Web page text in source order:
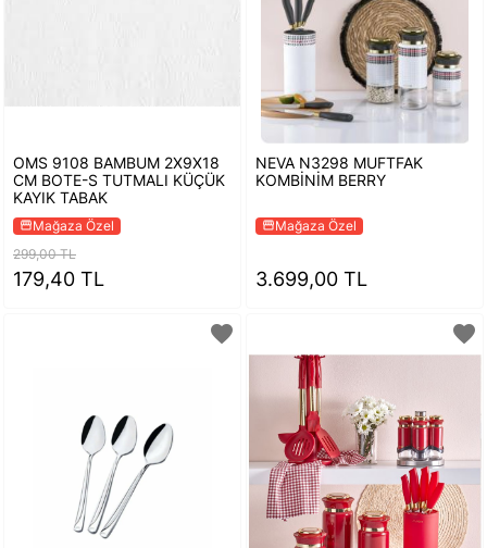
OMS 9108 BAMBUM 2X9X18
CM BOTE-S TUTMALI KÜÇÜK
KAYIK TABAK
storefrontMağaza Özel
299,00 TL
179,40 TL
NEVA N3298 MUFTFAK
KOMBİNİM BERRY
storefrontMağaza Özel
3.699,00 TL
favorite favorite